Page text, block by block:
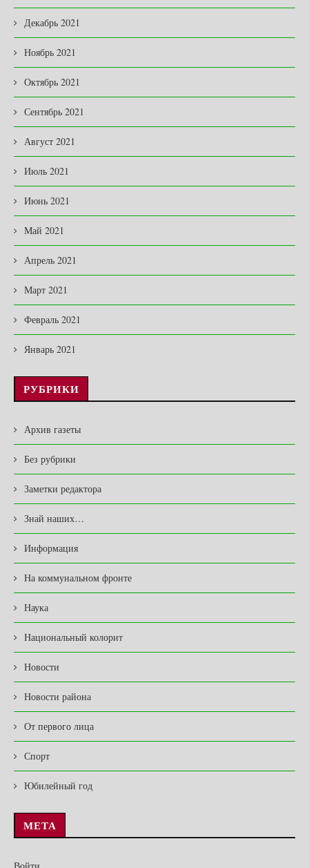
Декабрь 2021
Ноябрь 2021
Октябрь 2021
Сентябрь 2021
Август 2021
Июль 2021
Июнь 2021
Май 2021
Апрель 2021
Март 2021
Февраль 2021
Январь 2021
РУБРИКИ
Архив газеты
Без рубрики
Заметки редактора
Знай наших…
Информация
На коммунальном фронте
Наука
Национальный колорит
Новости
Новости района
От первого лица
Спорт
Юбилейный год
МЕТА
Войти